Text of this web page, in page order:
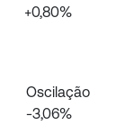
+0,80%
Oscilação
-3,06%